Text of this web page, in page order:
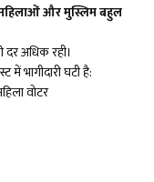
और मुस्लिम बहुल
अधिक रही।
भागीदारी घटी है:
वोटर